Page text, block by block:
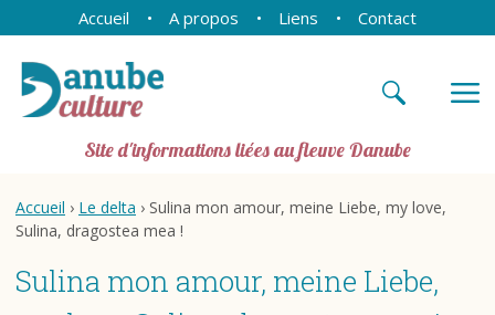
Accueil A propos Liens Contact
Site d'informations liées au fleuve Danube
Accueil › Le delta › Sulina mon amour, meine Liebe, my love,
Sulina, dragostea mea !
Sulina mon amour, meine Liebe,